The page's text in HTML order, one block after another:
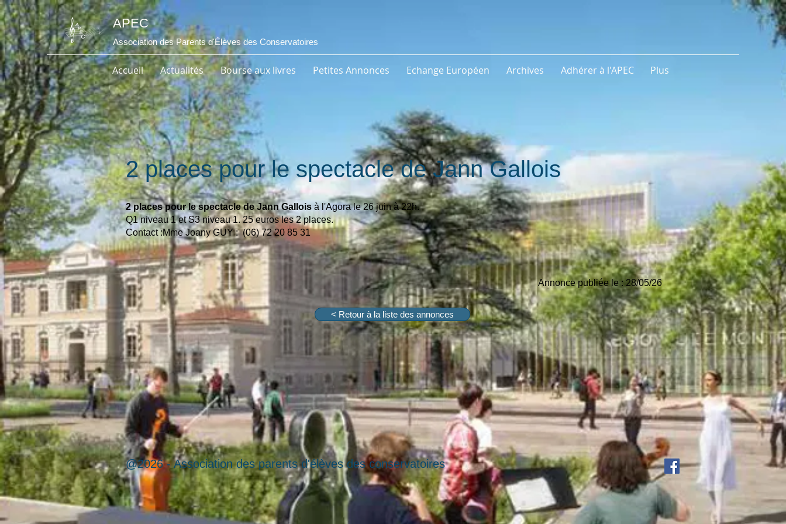
APEC
Association des Parents d'Élèves des Conservatoires
Accueil Actualités Bourse aux livres Petites Annonces Echange Européen Archives Adhérer à l'APEC Plus
2 places pour le spectacle de Jann Gallois
2 places pour le spectacle de Jann Gallois à l'Agora le 26 juin à 22h.
Q1 niveau 1 et S3 niveau 1. 25 euros les 2 places.
Contact :Mme Joany GUY : (06) 72 20 85 31
Annonce publiée le : 28/05/26
< Retour à la liste des annonces
@2026 - Association des parents d'élèves des conservatoires